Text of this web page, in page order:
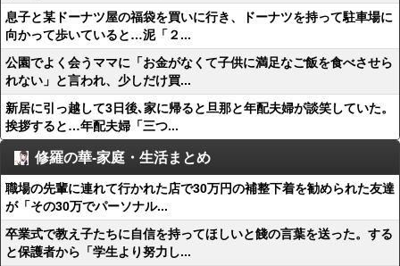
息子と某ドーナツ屋の福袋を買いに行き、ドーナツを持って駐車場に
向かって歩いていると…泥「２...
公園でよく会うママに「お金がなくて子供に満足なご飯を食べさせら
れない」と言われ、少しだけ買...
新居に引っ越して3日後､家に帰ると旦那と年配夫婦が談笑していた。
挨拶すると…年配夫婦「三つ...
修羅の華-家庭・生活まとめ
職場の先輩に連れて行かれた店で30万円の補整下着を勧められた友達
が「その30万でパーソナル...
卒業式で教え子たちに自信を持ってほしいと餞の言葉を送った。する
と保護者から「学生より努力し...